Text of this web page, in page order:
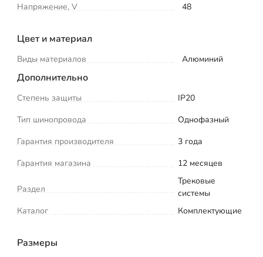
Напряжение, V 48
Цвет и материал
Виды материалов Алюминий
Дополнительно
Степень защиты
IP20
Тип шинопровода
Однофазный
Гарантия производителя
3 года
Гарантия магазина
12 месяцев
Раздел
Трековые
системы
Каталог
Комплектующие
Размеры